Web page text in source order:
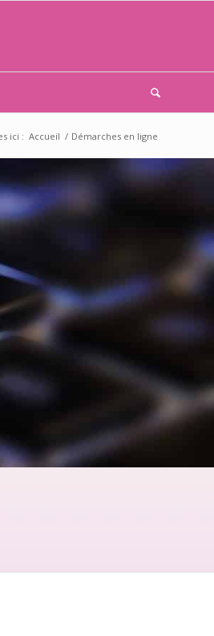
ici : Accueil / Démarches en ligne